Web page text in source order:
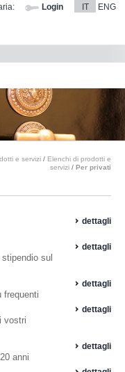
IT ENG
Login
e servizi / Elenchi di prodotti e
servizi / Per privati
dettagli
sul
dettagli
frequenti
dettagli
vostri
dettagli
anni
dettagli